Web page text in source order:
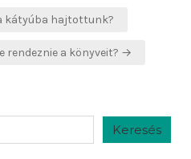
kátyúba hajtottunk?
rendeznie a könyveit? →
Keresés